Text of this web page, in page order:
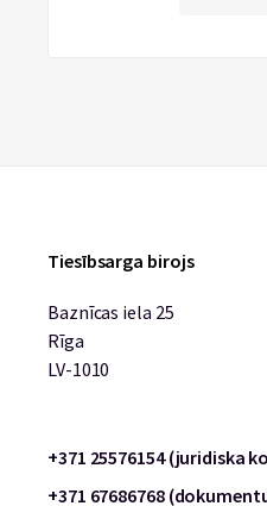
Tiesībsarga birojs
Baznīcas iela 25
Rīga
LV-1010
+371 25576154 (juridiska
+371 67686768